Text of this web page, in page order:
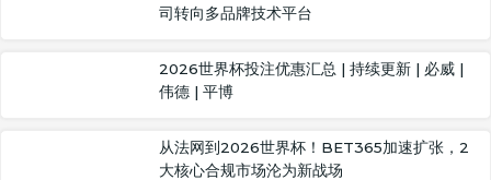
司转向多品牌技术平台
2026世界杯投注优惠汇总 | 持续更新 | 必威 |
伟德 | 平博
从法网到2026世界杯！BET365加速扩张，2
大核心合规市场沦为新战场